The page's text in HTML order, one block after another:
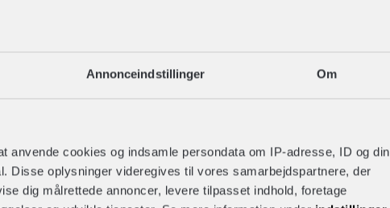
Annonceindstillinger Om
anvende cookies og indsamle persondata om IP-adresse, ID og din
Disse oplysninger videregives til vores samarbejdspartnere, der
dig målrettede annoncer, levere tilpasset indhold, foretage